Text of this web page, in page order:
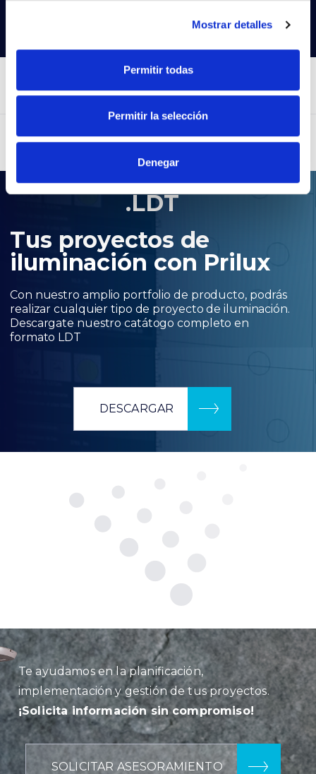
Mostrar detalles
Permitir todas
Permitir la selección
Denegar
Buscar productos
.LDT
Tus proyectos de
iluminación con Prilux
Con nuestro amplio portfolio de producto, podrás
realizar cualquier tipo de proyecto de iluminación.
Descargate nuestro catátogo completo en
formato LDT
DESCARGAR
Te ayudamos en la planificación,
implementación y gestión de tus proyectos.
¡Solicita información sin compromiso!
SOLICITAR ASESORAMIENTO